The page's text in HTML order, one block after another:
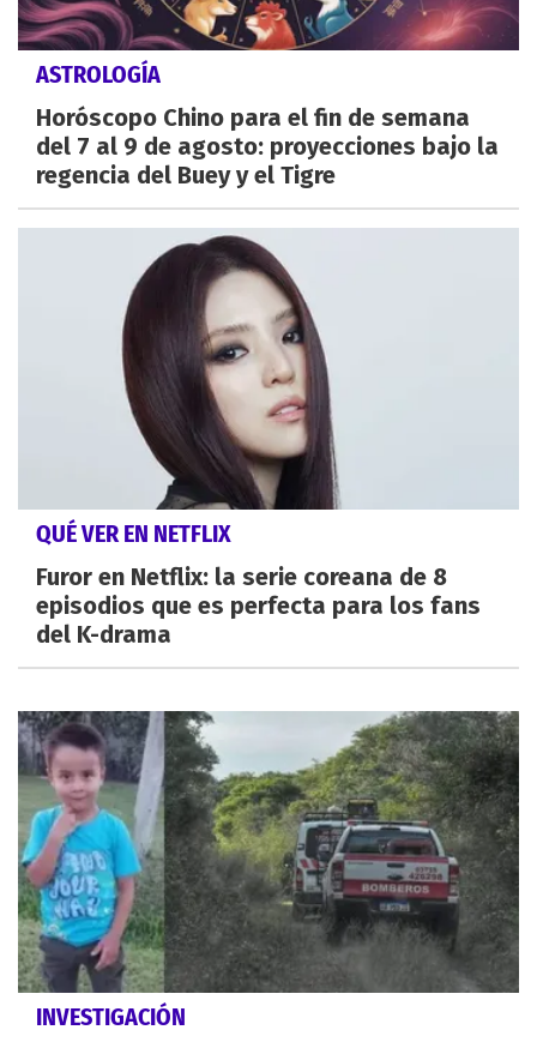
ASTROLOGÍA
Horóscopo Chino para el fin de semana
del 7 al 9 de agosto: proyecciones bajo la
regencia del Buey y el Tigre
QUÉ VER EN NETFLIX
Furor en Netflix: la serie coreana de 8
episodios que es perfecta para los fans
del K-drama
INVESTIGACIÓN